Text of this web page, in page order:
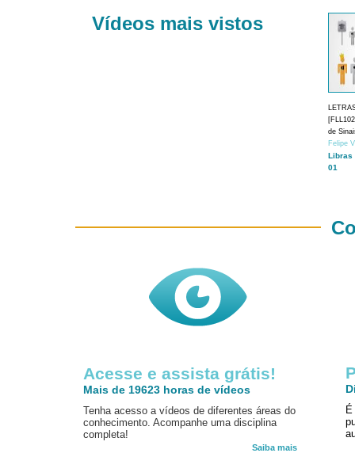
Vídeos mais vistos
de
Felipe
Libras
01
Acesse e assista grátis!
Mais de 19623 horas de vídeos
Tenha acesso a vídeos de diferentes áreas do
conhecimento. Acompanhe uma disciplina
completa!
Saiba mais